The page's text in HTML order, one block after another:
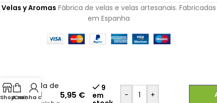
Velas y Aromas Fábrica de velas e velas artesanais. Fabricadas
em Espanha
ShopCart
A minha conta
Vela de
Sal
5,95 €
9
em
- +